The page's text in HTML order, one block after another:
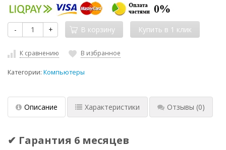
- + В корзину
К сравнению В избранное
Категории: Компьютеры
Описание Характеристики Отзывы (0)
✔ Гарантия 6 месяцев